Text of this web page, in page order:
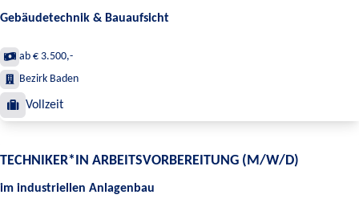
Gebäudetechnik & Bauaufsicht
ab € 3.500,-
Bezirk Baden
Vollzeit
TECHNIKER*IN ARBEITSVORBEREITUNG (M/W/D)
im industriellen Anlagenbau